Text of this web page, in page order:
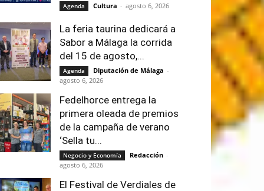
Agenda Cultura - agosto 6, 2026
La feria taurina dedicará a
Sabor a Málaga la corrida
del 15 de agosto,...
Agenda Diputación de Málaga -
agosto 6, 2026
Fedelhorce entrega la
primera oleada de premios
de la campaña de verano
‘Sella tu...
Negocio y Economía Redacción -
agosto 6, 2026
El Festival de Verdiales de